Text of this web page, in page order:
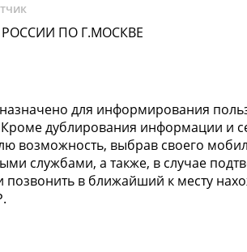
ПО Г.МОСКВЕ
для информирования
дублирования информации и
возможность, выбрав своего
службами, а также, в случае
в ближайший к месту